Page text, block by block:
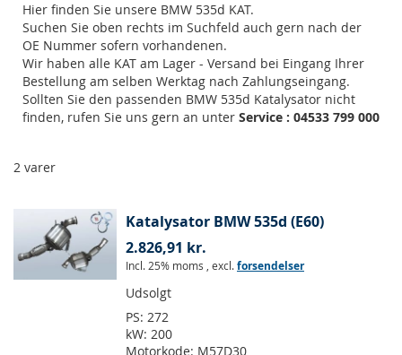
Hier finden Sie unsere BMW 535d KAT.
Suchen Sie oben rechts im Suchfeld auch gern nach der
OE Nummer sofern vorhandenen.
Wir haben alle KAT am Lager - Versand bei Eingang Ihrer
Bestellung am selben Werktag nach Zahlungseingang.
Sollten Sie den passenden BMW 535d Katalysator nicht
finden, rufen Sie uns gern an unter Service : 04533 799 000
2 varer
Katalysator BMW 535d (E60)
2.826,91 kr.
Incl. 25% moms , excl.forsendelser
Udsolgt
PS: 272
kW: 200
Motorkode: M57D30